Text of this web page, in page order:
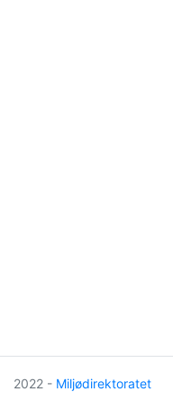
2022 - Miljødirektoratet